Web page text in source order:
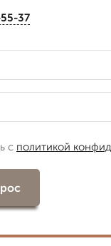
37
с политикой